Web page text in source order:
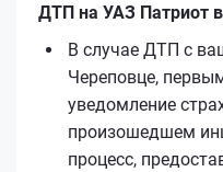
ДТП на УАЗ Патриот
В случае ДТП с
Череповце,
уведомление
произошедшем
процесс,